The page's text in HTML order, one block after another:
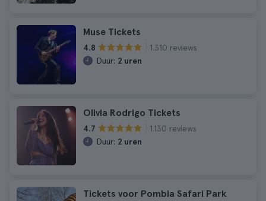
Muse Tickets
4.8
1.310 reviews
Duur: 2 uren
Olivia Rodrigo Tickets
4.7
1.130 reviews
Duur: 2 uren
Tickets voor Pombia Safari Park